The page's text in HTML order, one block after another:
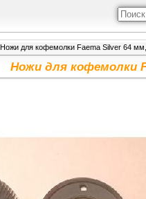
Ножи для кофемолки Faema Silver 64
Ножи для кофемолки